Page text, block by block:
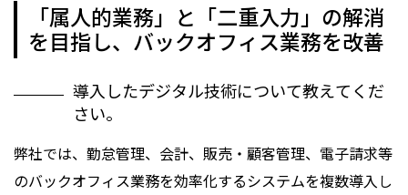
「属人的業務」と「二重入力」の解消
を目指し、バックオフィス業務を改善
導入したデジタル技術について教えてくだ
さい。
弊社では、勤怠管理、会計、販売・顧客管理、電子請求等
のバックオフィス業務を効率化するシステムを複数導入し